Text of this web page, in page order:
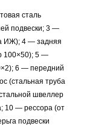
сталь
подвески; 3 —
ИЖ); 4 — задняя
100×50); 5 —
6 — передний
(стальная труба
швеллер
10 — рессора (от
подвески